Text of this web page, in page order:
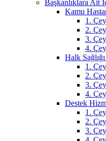
Başkanlıklara Ait
Kamu
1.
2.
3.
4.
Halk
1.
2.
3.
4.
Destek
1.
2.
3.